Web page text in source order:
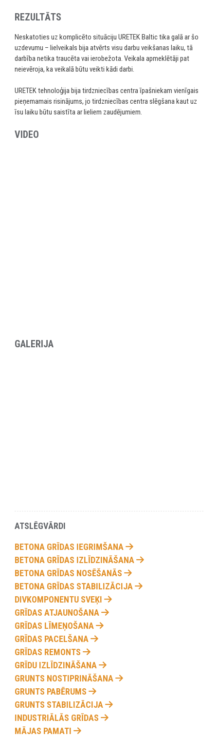
REZULTĀTS
Neskatoties uz komplicēto situāciju URETEK Baltic tika galā ar šo
uzdevumu – lielveikals bija atvērts visu darbu veikšanas laiku, tā
darbība netika traucēta vai ierobežota. Veikala apmeklētāji pat
neievēroja, ka veikalā būtu veikti kādi darbi.
URETEK tehnoloģija bija tirdzniecības centra īpašniekam vienīgais
pieņemamais risinājums, jo tirdzniecības centra slēgšana kaut uz
īsu laiku būtu saistīta ar lieliem zaudējumiem.
VIDEO
GALERIJA
ATSLĒGVĀRDI
BETONA GRĪDAS IEGRIMŠANA
BETONA GRĪDAS IZLĪDZINĀŠANA
BETONA GRĪDAS NOSĒŠANĀS
BETONA GRĪDAS STABILIZĀCIJA
DIVKOMPONENTU SVEĶI
GRĪDAS ATJAUNOŠANA
GRĪDAS LĪMEŅOŠANA
GRĪDAS PACELŠANA
GRĪDAS REMONTS
GRĪDU IZLĪDZINĀŠANA
GRUNTS NOSTIPRINĀŠANA
GRUNTS PABĒRUMS
GRUNTS STABILIZĀCIJA
INDUSTRIĀLĀS GRĪDAS
MĀJAS PAMATI